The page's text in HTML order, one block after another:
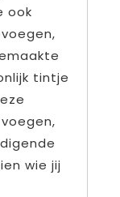
ook
tintje
wie jij